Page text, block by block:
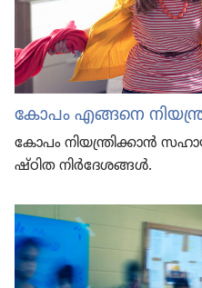
കോപം എങ്ങനെ
കോപം നിയ​ന്ത്രി​ക്കാൻ
ഷ്‌ഠിത നിർദേ​ശങ്ങൾ.